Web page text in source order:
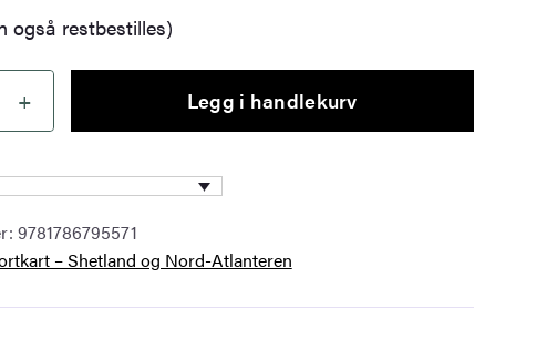
også restbestilles)
+ Legg i handlekurv
9781786795571
– Shetland og Nord-Atlanteren